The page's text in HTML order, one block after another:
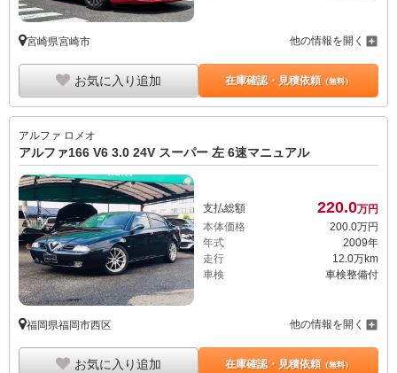
宮崎県宮崎市 他の情報を開く
お気に入り追加 在庫確認・見積依頼（無料）
アルファ ロメオ
アルファ166 V6 3.0 24V スーパー 左 6速マニュアル
支払総額 220.0万円
本体価格
200. 0万円
年式
2009年
走行
12.0万km
車検
車検整備付
福岡県福岡市西区 他の情報を開く
お気に入り追加 在庫確認・見積依頼（無料）